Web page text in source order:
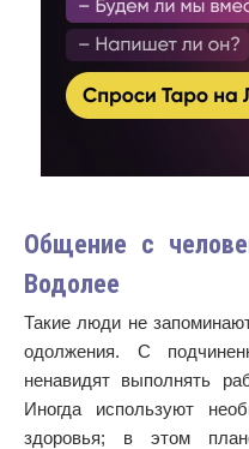
Общение с
Водолее
Такие люди не
одолжения. С
ненавидят выполнять
Иногда используют
здоровья; в этом